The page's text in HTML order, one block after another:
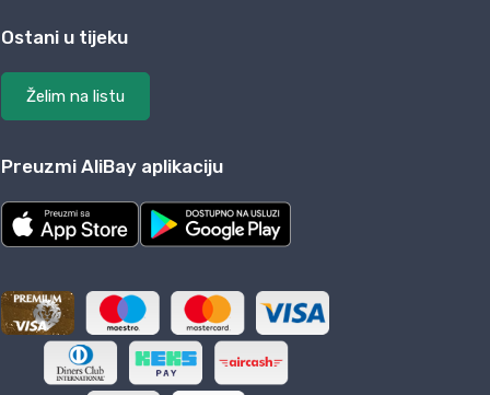
Ostani u tijeku
Želim na listu
Preuzmi AliBay aplikaciju